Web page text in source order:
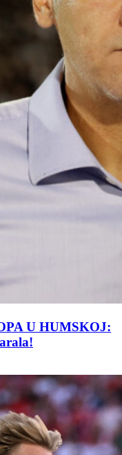
U HUMSKOJ: